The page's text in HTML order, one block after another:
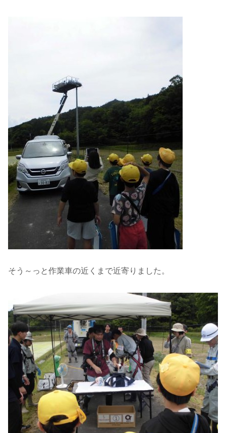
そう～っと作業車の近くまで近寄りました。